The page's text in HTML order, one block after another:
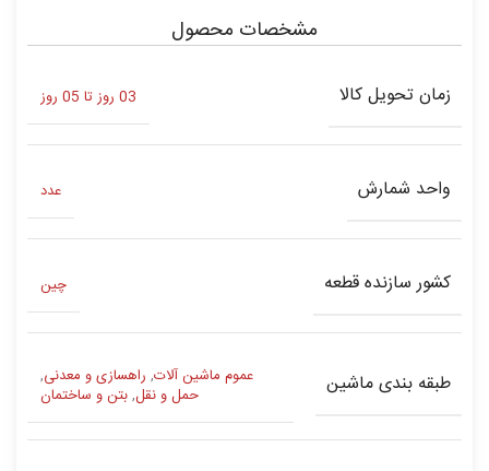
مشخصات محصول
زمان تحویل کالا 03 روز تا 05 روز
واحد شمارش عدد
کشور سازنده قطعه چین
طبقه بندی ماشین عموم ماشین آلات, راهسازی و معدنی,
حمل و نقل,بتن و ساختمان